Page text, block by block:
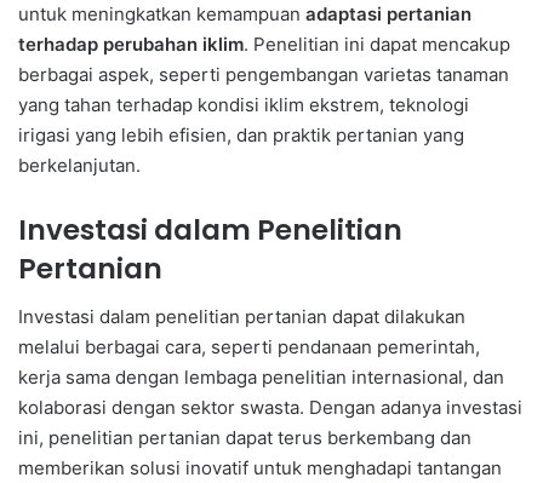
untuk meningkatkan kemampuan adaptasi pertanian
terhadap perubahan iklim. Penelitian ini dapat mencakup
berbagai aspek, seperti pengembangan varietas tanaman
yang tahan terhadap kondisi iklim ekstrem, teknologi
irigasi yang lebih efisien, dan praktik pertanian yang
berkelanjutan.
Investasi dalam Penelitian
Pertanian
Investasi dalam penelitian pertanian dapat dilakukan
melalui berbagai cara, seperti pendanaan pemerintah,
kerja sama dengan lembaga penelitian internasional, dan
kolaborasi dengan sektor swasta. Dengan adanya investasi
ini, penelitian pertanian dapat terus berkembang dan
memberikan solusi inovatif untuk menghadapi tantangan